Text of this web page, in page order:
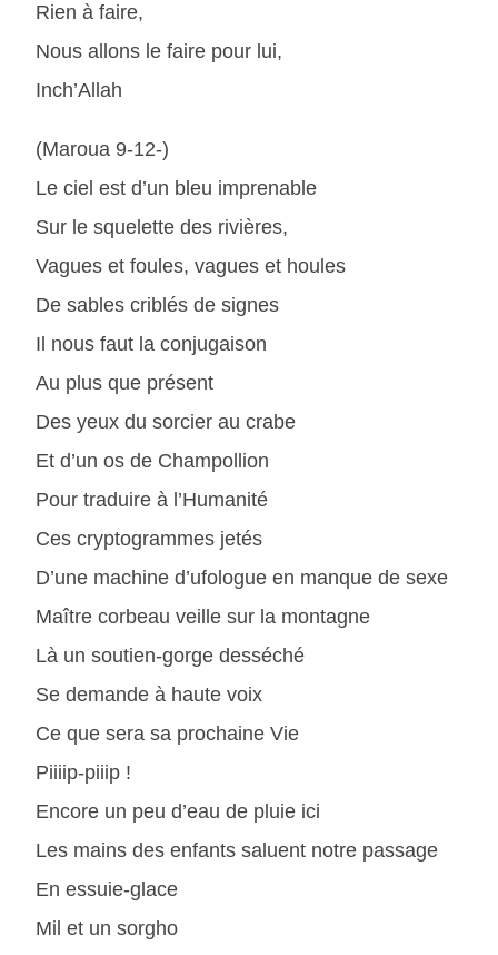
Rien à faire,
Nous allons le faire pour lui,
Inch’Allah
(Maroua 9-12-)
Le ciel est d’un bleu imprenable
Sur le squelette des rivières,
Vagues et foules, vagues et houles
De sables criblés de signes
Il nous faut la conjugaison
Au plus que présent
Des yeux du sorcier au crabe
Et d’un os de Champollion
Pour traduire à l’Humanité
Ces cryptogrammes jetés
D’une machine d’ufologue en manque de sexe
Maître corbeau veille sur la montagne
Là un soutien-gorge desséché
Se demande à haute voix
Ce que sera sa prochaine Vie
Piiiip-piiip !
Encore un peu d’eau de pluie ici
Les mains des enfants saluent notre passage
En essuie-glace
Mil et un sorgho